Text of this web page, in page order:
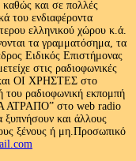
και σε πολλές
του ενδιαφέροντα
ελληνικού χώρου κ.ά.
τα γραμματόσημα, τα
Ειδικός Επιστήμονας
στις ραδιοφωνικές
ΟΙ ΧΡΗΣΤΕΣ στο
του ραδιοφωνική εκπομπή
στο web radio
και άλλους
ξένους ή μη.Προσωπικό